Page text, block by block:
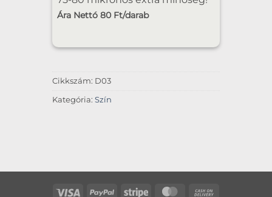
Ára Nettó 80 Ft/darab
Cikkszám: D03
Kategória: Szín
Visa PayPal Stripe MasterCard